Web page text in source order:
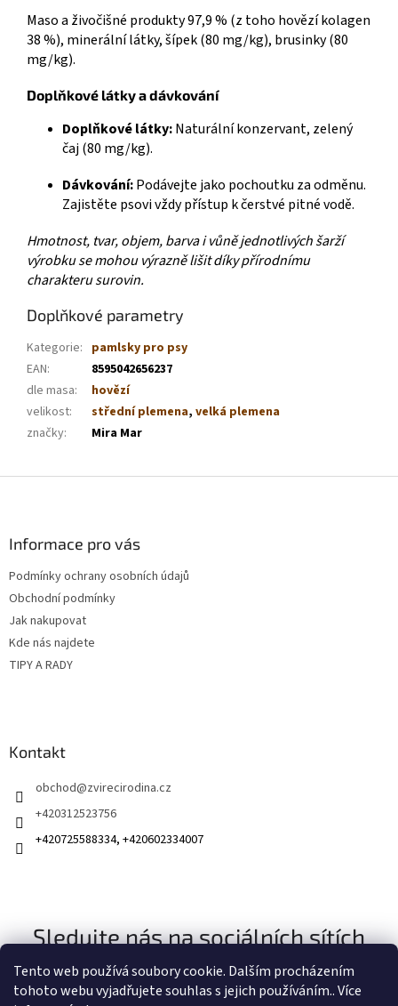
Tento web používá soubory cookie. Dalším procházením
tohoto webu vyjadřujete souhlas s jejich používáním.. Více
Maso a živočišné produkty 97,9 % (z toho hovězí kolagen
38 %), minerální látky, šípek (80 mg/kg), brusinky (80
mg/kg).
Doplňkové látky a dávkování
Doplňkové látky:Naturální konzervant, zelený
čaj (80 mg/kg).
Dávkování:Podávejte jako pochoutku za odměnu.
Zajistěte psovi vždy přístup k čerstvé pitné vodě.
Hmotnost, tvar, objem, barva i vůně jednotlivých šarží
výrobku se mohou výrazně lišit díky přírodnímu
charakteru surovin.
Doplňkové parametry
Kategorie: pamlsky pro psy
EAN:
8595042656237
dle masa:
hovězí
velikost: střední plemena, velká plemena
značky: Mira Mar
Informace pro vás
Podmínky ochrany osobních údajů
Obchodní podmínky
Jak nakupovat
Kde nás najdete
TIPY A RADY
Kontakt
obchod@zvirecirodina.cz
+420312523756
+420725588334, +420602334007
Sledujte nás na sociálních sítích